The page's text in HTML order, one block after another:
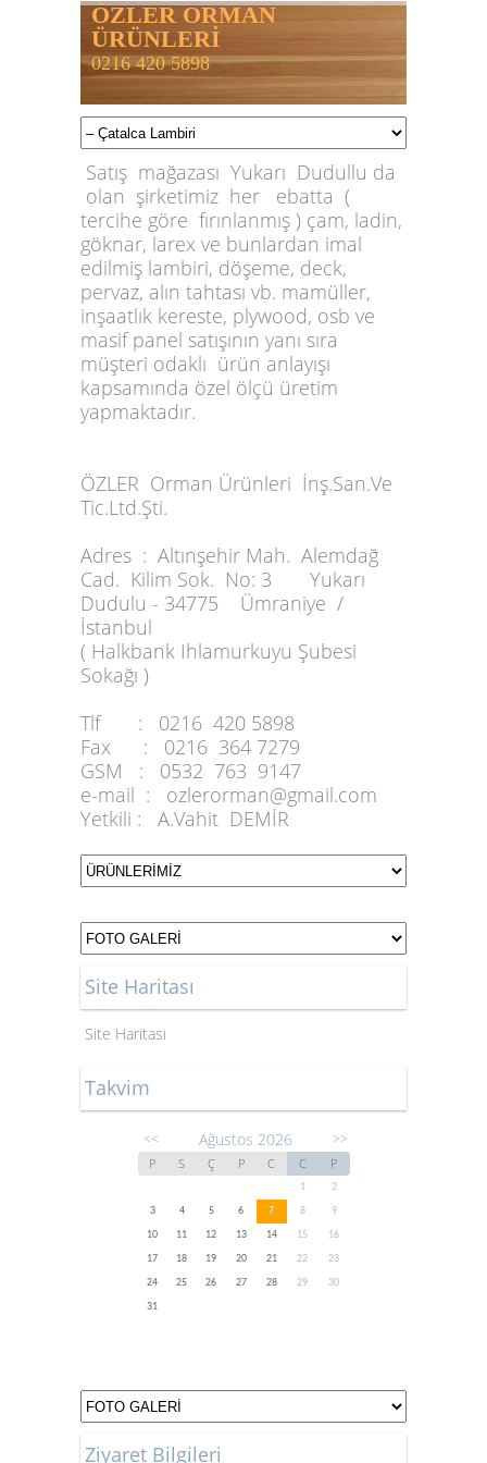
ÖZLER ORMAN
ÜRÜNLERİ
0216 420 5898
Satış mağazası Yukarı Dudullu da
olan şirketimiz her ebatta (
tercihe göre fırınlanmış ) çam, ladin,
göknar, larex ve bunlardan imal
edilmiş lambiri, döşeme, deck,
pervaz, alın tahtası vb. mamüller,
inşaatlık kereste, plywood, osb ve
masif panel satışının yanı sıra
müşteri odaklı ürün anlayışı
kapsamında özel ölçü üretim
yapmaktadır.
ÖZLER Orman Ürünleri İnş.San.Ve
Tic.Ltd.Şti.
Adres : Altınşehir Mah. Alemdağ
Cad. Kilim Sok. No: 3 Yukarı
Dudulu - 34775 Ümraniye /
İstanbul
( Halkbank Ihlamurkuyu Şubesi
Sokağı )
Tlf :
0216 420 5898
Fax :
0216 364 7279
GSM :
0532 763 9147
e-mail :
ozlerorman@gmail.com
Yetkili :
A.Vahit DEMİR
Site Haritası
Site Haritası
Takvim
<< Ağustos 2026 >>
P S Ç P C C P
1
2
3
4 5 6 7 8
9
10
11 12 13 14 15
16
17
18 19 20 21 22
23
24
25 26 27 28 29
30
31
Ziyaret Bilgileri